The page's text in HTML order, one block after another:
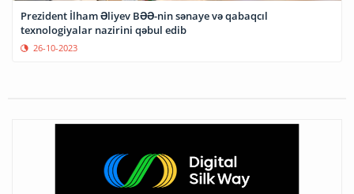
Prezident İlham Əliyev BƏƏ-nin sənaye və qabaqcıl
texnologiyalar nazirini qəbul edib
26-10-2023